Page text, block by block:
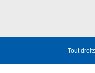
Tout